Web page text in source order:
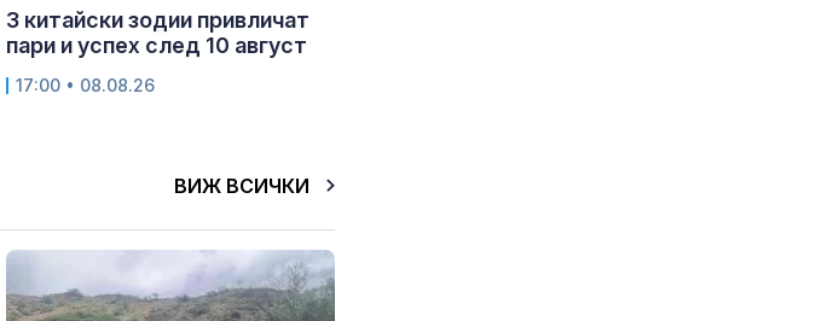
3 китайски зодии привличат
пари и успех след 10 август
17:00 • 08.08.26
ВИЖ ВСИЧКИ